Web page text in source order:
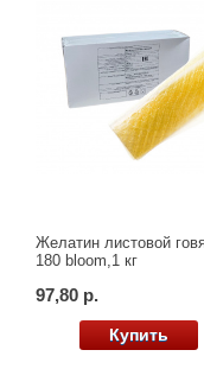
Желатин листовой
180 bloom,1 кг
97,80 р.
Купить